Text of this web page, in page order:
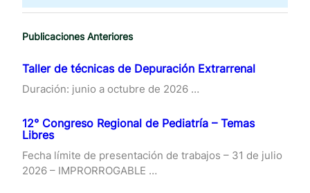
Publicaciones Anteriores
Taller de técnicas de Depuración Extrarrenal
Duración: junio a octubre de 2026 …
12° Congreso Regional de Pediatría – Temas
Libres
Fecha límite de presentación de trabajos – 31 de julio
2026 – IMPRORROGABLE …